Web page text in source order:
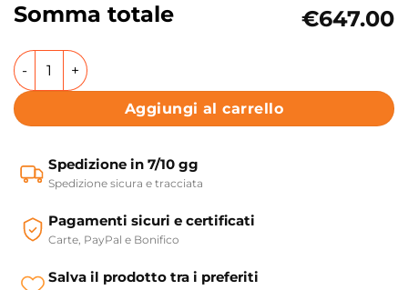
Somma totale
€647.00
Lavabo da appoggio o sospeso in ceramica 141x46 cm
Aggiungi al carrello
Spedizione in 7/10 gg
Spedizione sicura e tracciata
Pagamenti sicuri e certificati
Carte, PayPal e Bonifico
Salva il prodotto tra i preferiti